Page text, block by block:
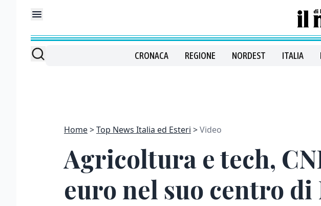
CRONACA REGIONE NORDEST ITALIA
Home Top News Italia ed Esteri Video
Agricoltura e tech,
euro nel suo centro di